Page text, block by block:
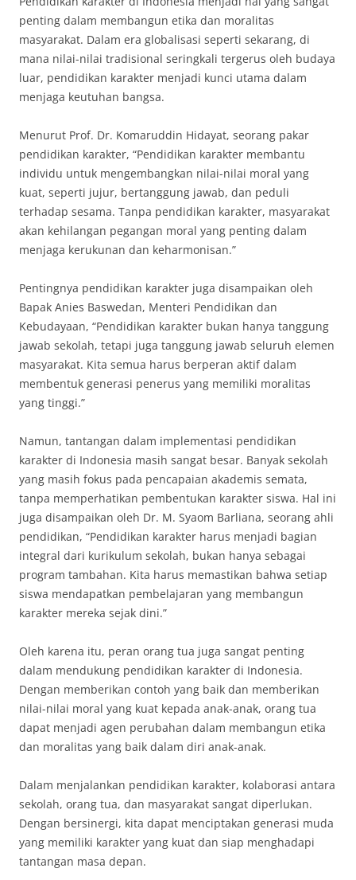
penting dalam membangun etika dan moralitas
masyarakat. Dalam era globalisasi seperti sekarang, di
mana nilai-nilai tradisional seringkali tergerus oleh budaya
luar, pendidikan karakter menjadi kunci utama dalam
menjaga keutuhan bangsa.
Menurut Prof. Dr. Komaruddin Hidayat, seorang pakar
pendidikan karakter, “Pendidikan karakter membantu
individu untuk mengembangkan nilai-nilai moral yang
kuat, seperti jujur, bertanggung jawab, dan peduli
terhadap sesama. Tanpa pendidikan karakter, masyarakat
akan kehilangan pegangan moral yang penting dalam
menjaga kerukunan dan keharmonisan.”
Pentingnya pendidikan karakter juga disampaikan oleh
Bapak Anies Baswedan, Menteri Pendidikan dan
Kebudayaan, “Pendidikan karakter bukan hanya tanggung
jawab sekolah, tetapi juga tanggung jawab seluruh elemen
masyarakat. Kita semua harus berperan aktif dalam
membentuk generasi penerus yang memiliki moralitas
yang tinggi.”
Namun, tantangan dalam implementasi pendidikan
karakter di Indonesia masih sangat besar. Banyak sekolah
yang masih fokus pada pencapaian akademis semata,
tanpa memperhatikan pembentukan karakter siswa. Hal ini
juga disampaikan oleh Dr. M. Syaom Barliana, seorang ahli
pendidikan, “Pendidikan karakter harus menjadi bagian
integral dari kurikulum sekolah, bukan hanya sebagai
program tambahan. Kita harus memastikan bahwa setiap
siswa mendapatkan pembelajaran yang membangun
karakter mereka sejak dini.”
Oleh karena itu, peran orang tua juga sangat penting
dalam mendukung pendidikan karakter di Indonesia.
Dengan memberikan contoh yang baik dan memberikan
nilai-nilai moral yang kuat kepada anak-anak, orang tua
dapat menjadi agen perubahan dalam membangun etika
dan moralitas yang baik dalam diri anak-anak.
Dalam menjalankan pendidikan karakter, kolaborasi antara
sekolah, orang tua, dan masyarakat sangat diperlukan.
Dengan bersinergi, kita dapat menciptakan generasi muda
yang memiliki karakter yang kuat dan siap menghadapi
tantangan masa depan.